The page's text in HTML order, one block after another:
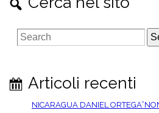
S
e
c
Articoli recenti
NICARAGUA DANIEL